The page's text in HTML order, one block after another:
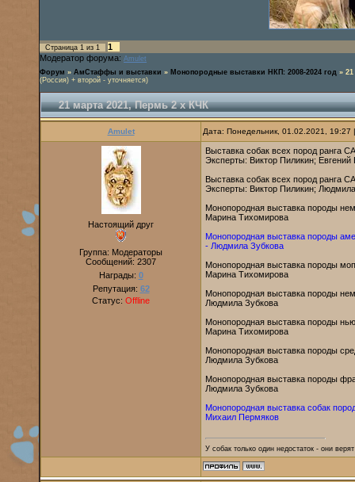
Страница 1 из 1
1
Модератор форума: Amulet
Форум » АмСтаффы и выставки » Монопородные выставки НКП: 2008-2024 год »
(Россия) + второй - уточняется)
21 марта 2021, Пермь 2 х КЧК
Amulet Дата: Понедельник, 01.02.2021,
Настоящий друг
Группа: Модераторы
Сообщений: 2307
Награды: 0
Репутация: 62
Статус: Offline
Выставка собак всех пород ранга
Эксперты: Виктор Пиликин;
Выставка собак всех пород
Эксперты: Виктор Пиликин;
Монопородная выставка породы
Марина Тихомирова
Монопородная выставка породы
- Людмила Зубкова
Монопородная выставка породы
Марина Тихомирова
Монопородная выставка породы
Людмила Зубкова
Монопородная выставка породы
Марина Тихомирова
Монопородная выставка породы
Людмила Зубкова
Монопородная выставка породы
Людмила Зубкова
Монопородная выставка собак
Михаил Пермяков
У собак только один недостаток - они